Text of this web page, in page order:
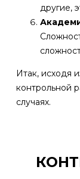
другие,
Итак, исходя
контрольной
случаях.